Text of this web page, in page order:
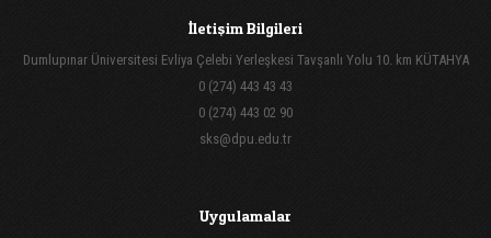
İletişim Bilgileri
Dumlupınar Üniversitesi Evliya Çelebi Yerleşkesi Tavşanlı Yolu 10. km KÜTAHYA
0 (274) 443 43 43
0 (274) 443 02 90
sks@dpu.edu.tr
Uygulamalar